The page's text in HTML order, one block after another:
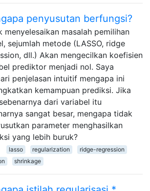
penyusutan berfungsi?
menyelesaikan masalah pemilihan
sejumlah metode (LASSO, ridge
dll.) Akan mengecilkan koefisien
prediktor menjadi nol. Saya
penjelasan intuitif mengapa ini
kemampuan prediksi. Jika
dari variabel itu
sangat besar, mengapa tidak
parameter menghasilkan
yang lebih buruk?
lasso regularization
ridge-regression
shrinkage